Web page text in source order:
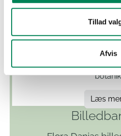
Tillad
Afvis
hver plante, og er
effektivt værktøj for
planteliv. Flora
uundværlig
arbejder med eller
Læs